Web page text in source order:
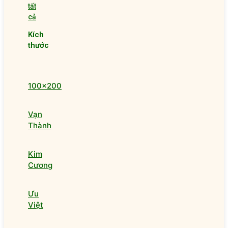
tất
cả
Kích
thước
100x200
Vạn
Thành
Kim
Cương
Ưu
Việt